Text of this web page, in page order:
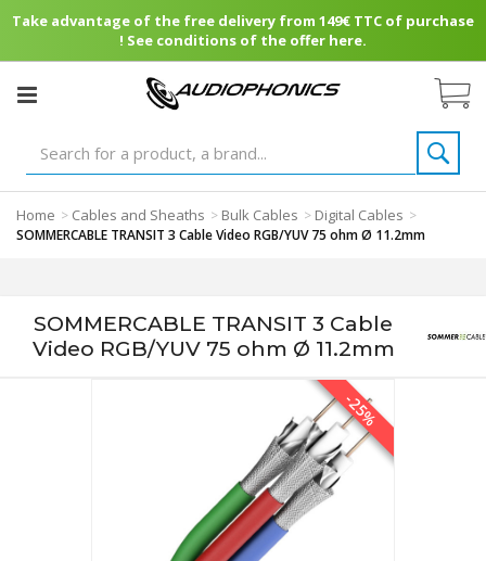
Take advantage of the free delivery from 149€ TTC of purchase
! See conditions of the offer here.
Home > Cables and Sheaths > Bulk Cables > Digital Cables >
SOMMERCABLE TRANSIT 3 Cable Video RGB/YUV 75 ohm Ø 11.2mm
SOMMERCABLE TRANSIT 3 Cable
Video RGB/YUV 75 ohm Ø 11.2mm
-25%